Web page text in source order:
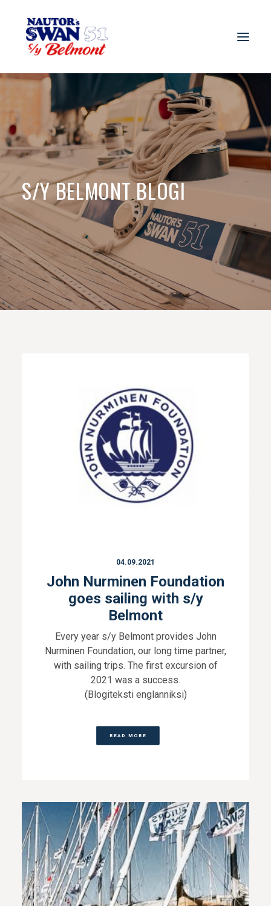
S/Y BELMONT BLOGI
04.09.2021
John Nurminen Foundation
goes sailing with s/y
Belmont
Every year s/y Belmont provides John
Nurminen Foundation, our long time partner,
with sailing trips. The first excursion of
2021 was a success.
(Blogiteksti englanniksi)
READ MORE